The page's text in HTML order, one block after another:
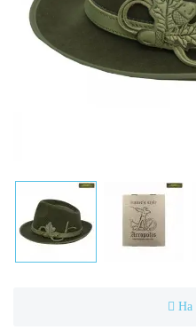
На